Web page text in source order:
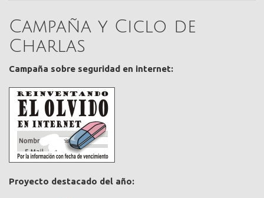
Campaña y Ciclo de
Charlas
Campaña sobre seguridad en internet:
Proyecto destacado del año: